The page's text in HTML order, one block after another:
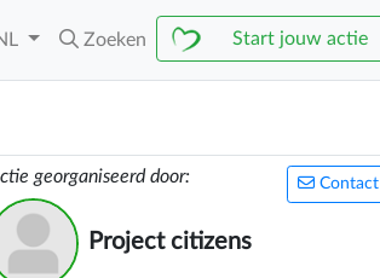
Zoeken Start jouw actie
Contact
georganiseerd door:
Project citizens